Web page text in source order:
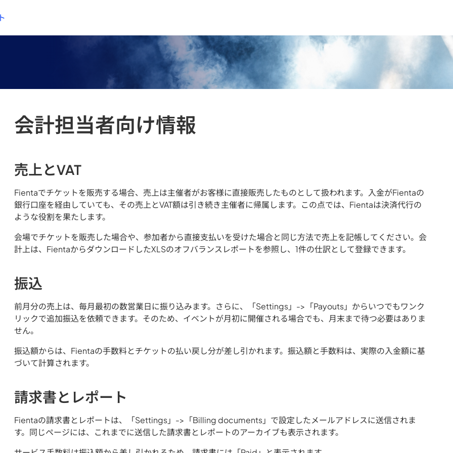
会計担当者向け情報
売上とVAT
Fientaでチケットを販売する場合、売上は主催者がお客様に直接販売したものとして扱われます。入金がFientaの
銀行口座を経由していても、その売上とVAT額は引き続き主催者に帰属します。この点では、Fientaは決済代行の
ような役割を果たします。
会場でチケットを販売した場合や、参加者から直接支払いを受けた場合と同じ方法で売上を記帳してください。会
計上は、FientaからダウンロードしたXLSのオフバランスレポートを参照し、1件の仕訳として登録できます。
振込
前月分の売上は、毎月最初の数営業日に振り込みます。さらに、「Settings」->「Payouts」からいつでもワンク
リックで追加振込を依頼できます。そのため、イベントが月初に開催される場合でも、月末まで待つ必要はありま
せん。
振込額からは、Fientaの手数料とチケットの払い戻し分が差し引かれます。振込額と手数料は、実際の入金額に基
づいて計算されます。
請求書とレポート
Fientaの請求書とレポートは、「Settings」->「Billing documents」で設定したメールアドレスに送信されま
す。同じページには、これまでに送信した請求書とレポートのアーカイブも表示されます。